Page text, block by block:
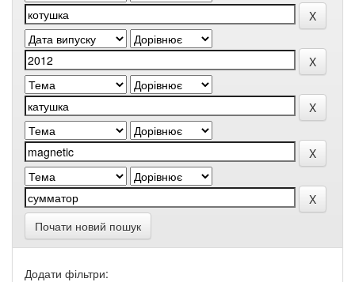
Почати новий пошук
Додати фільтри: